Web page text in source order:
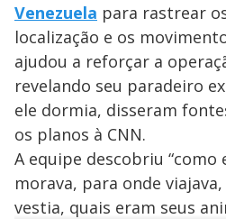
Venezuela para rastrear
localização e os
ajudou a reforçar a
revelando seu paradeiro
ele dormia, disseram
os planos à CNN.
A equipe descobriu “como
morava, para onde
vestia, quais eram seus